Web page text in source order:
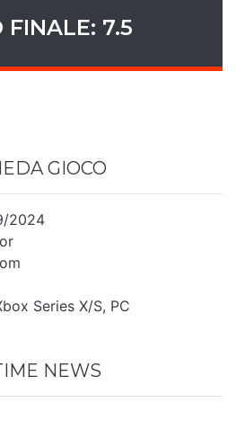
FINALE: 7.5
GIOCO
2024
Series X/S, PC
NEWS